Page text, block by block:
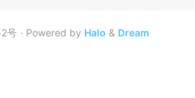
号 Powered by Halo & Dream